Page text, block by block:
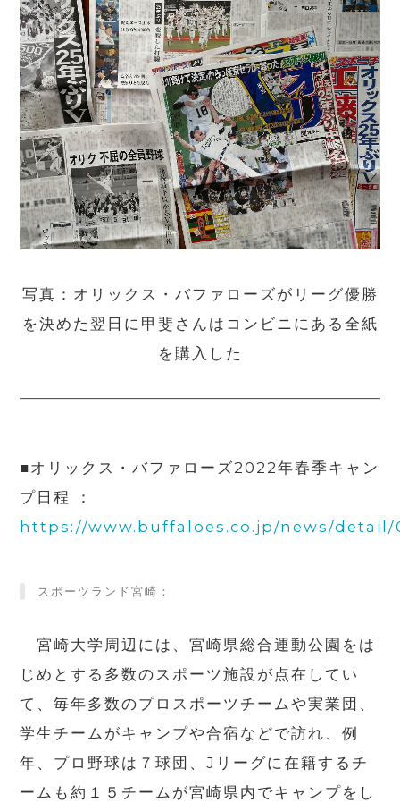
写真：オリックス・バファローズがリーグ優勝
を決めた翌日に甲斐さんはコンビニにある全紙
を購入した
■オリックス・バファローズ2022年春季キャン
プ日程 ：
https://www.buffaloes.co.jp/news/
スポーツランド宮崎：
宮崎大学周辺には、宮崎県総合運動公園をは
じめとする多数のスポーツ施設が点在してい
て、毎年多数のプロスポーツチームや実業団、
学生チームがキャンプや合宿などで訪れ、例
年、プロ野球は７球団、Jリーグに在籍するチ
ームも約１５チームが宮崎県内でキャンプをし